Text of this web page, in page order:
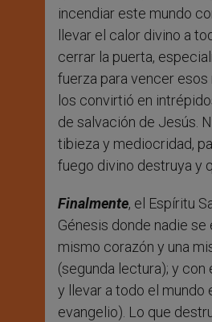
incendiar este mundo
llevar el calor divino a
cerrar la puerta,
fuerza para vencer
los convirtió en
de salvación de Jesús.
tibieza y mediocridad,
fuego divino destruya y
Finalmente, el Espíritu
Génesis donde nadie se
mismo corazón y una
(segunda lectura); y
y llevar a todo el mundo
evangelio). Lo que